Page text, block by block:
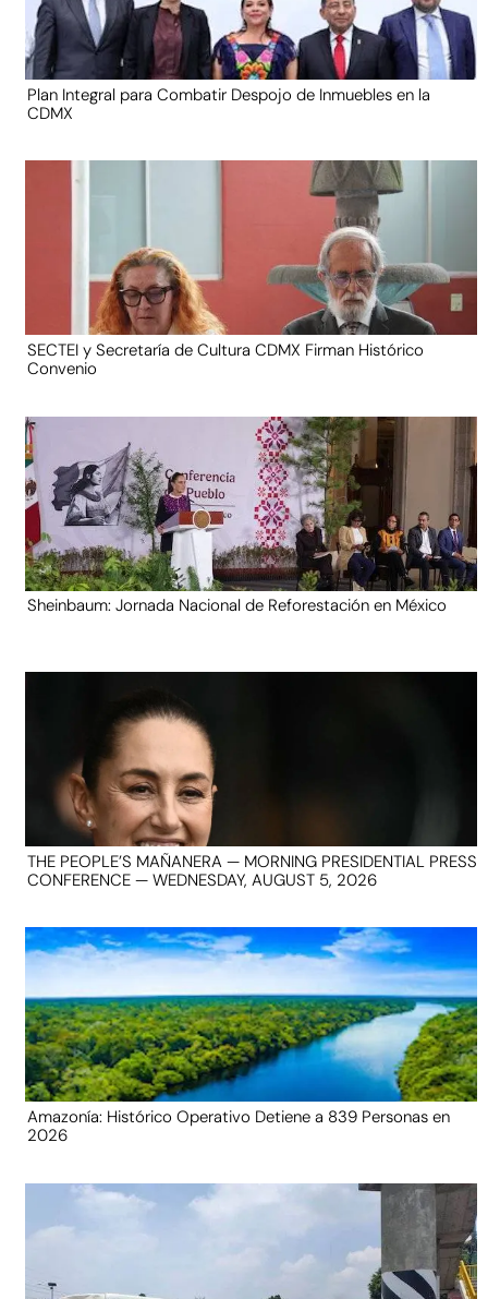
Plan Integral para Combatir Despojo de Inmuebles en la
CDMX
SECTEI y Secretaría de Cultura CDMX Firman Histórico
Convenio
Sheinbaum: Jornada Nacional de Reforestación en México
THE PEOPLE’S MAÑANERA — MORNING PRESIDENTIAL PRESS
CONFERENCE — WEDNESDAY, AUGUST 5, 2026
Amazonía: Histórico Operativo Detiene a 839 Personas en
2026